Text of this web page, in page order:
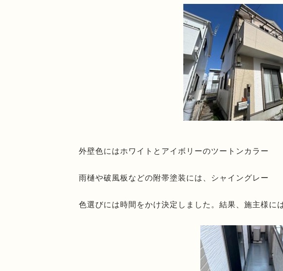
外壁色にはホワイトとアイボリーのツートンカラー
雨樋や破風板などの附帯塗装には、シャイングレー
色選びには時間をかけ決定しました。結果、施主様に